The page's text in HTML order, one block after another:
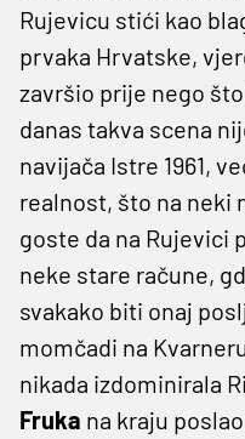
Rujevicu stići kao
prvaka Hrvatske,
završio prije nego
danas takva scena
navijača Istre 1961,
realnost, što na neki
goste da na Rujevici
neke stare račune,
svakako biti onaj
momčadi na
nikada izdominirala
Fruka na kraju